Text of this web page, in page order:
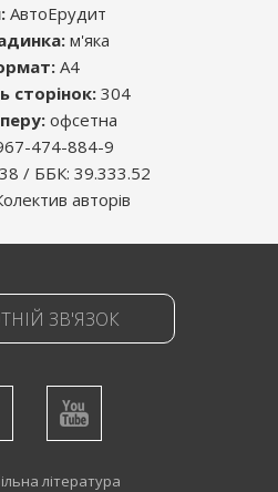
в книгах, Ви знаходите
аудиторію, яка Вам
будь-якого видання -
щоб інформація,
тут
АвтоЕрудит
м'яка
A4
сторінок:304
офсетна
474-884-9
/ ББК: 39.333.52
авторів
ЗВ'ЯЗОК
література